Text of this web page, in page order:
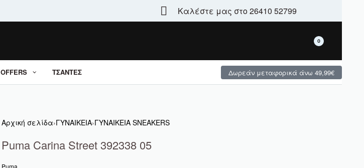
Τεράστια γκάμα - μεγάλες χειμερινές προσφορές
Καλέστε μας στο 26410 52799
0
OFFERS ΤΣΑΝΤΕΣ Δωρεάν μεταφορικά άνω 49,99€
Αρχική σελίδα›ΓΥΝΑΙΚΕΙΑ›ΓΥΝΑΙΚΕΙΑ SNEAKERS
Puma Carina Street 392338 05